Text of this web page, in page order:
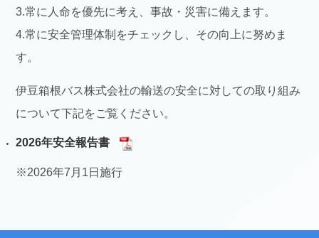
3.常に人命を優先に考え、事故・災害に備えます。
4.常に安全管理体制をチェックし、その向上に努めま
す。
伊豆箱根バス株式会社の輸送の安全に対しての取り組み
について下記をご覧ください。
2026年安全報告書
※2026年7月1日施行